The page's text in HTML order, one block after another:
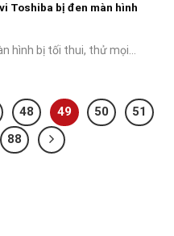
Toshiba bị đen màn hình
hình bị tối thui, thử mọi...
48 49 50
51
88